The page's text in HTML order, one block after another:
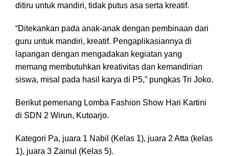
ditiru untuk mandiri, tidak putus asa serta kreatif.
“Ditekankan pada anak-anak dengan pembinaan dari
guru untuk mandiri, kreatif. Pengaplikasiannya di
lapangan dengan mengadakan kegiatan yang
memang membutuhkan kreativitas dan kemandirian
siswa, misal pada hasil karya di P5,” pungkas Tri Joko.
Berikut pemenang Lomba Fashion Show Hari Kartini
di SDN 2 Wirun, Kutoarjo.
Kategori Pa, juara 1 Nabil (Kelas 1), juara 2 Atta (kelas
1), juara 3 Zainul (Kelas 5).